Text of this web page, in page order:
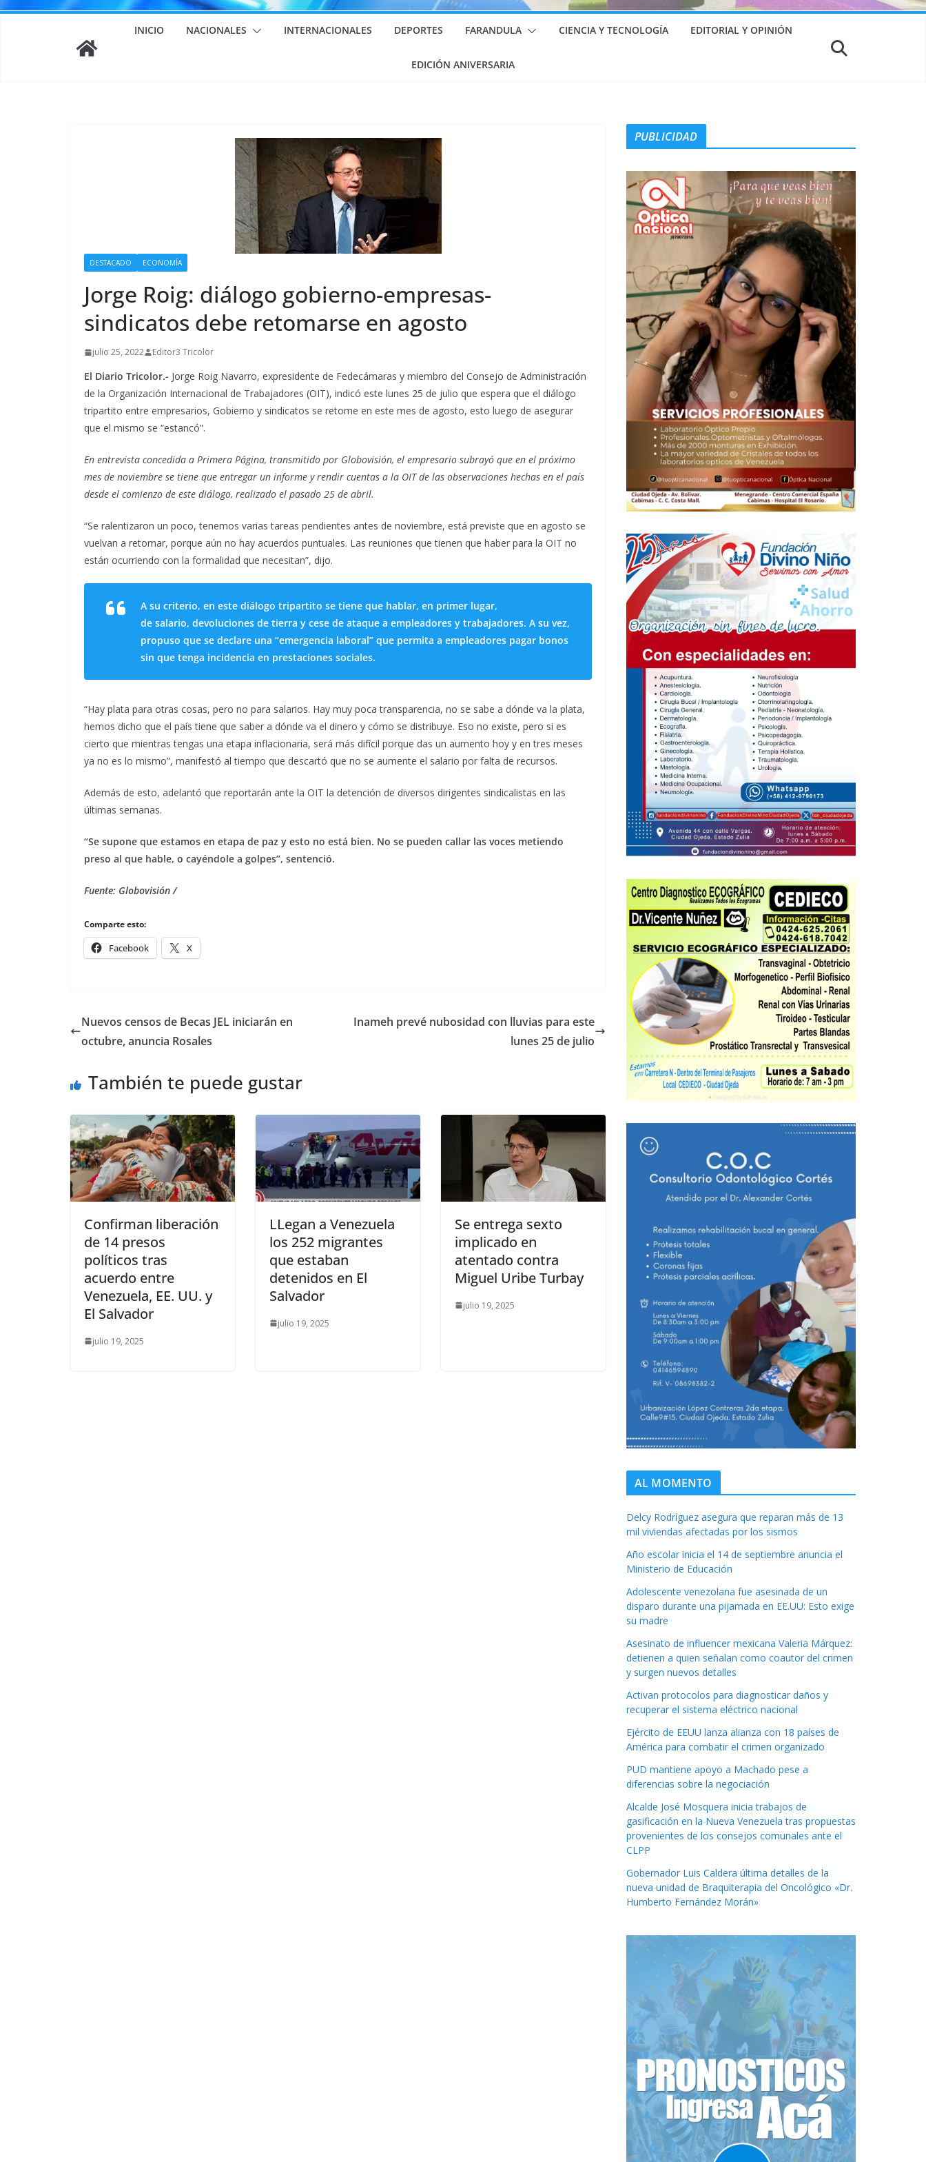
INICIO NACIONALES INTERNACIONALES DEPORTES FARANDULA CIENCIA Y TECNOLOGÍA EDITORIAL Y OPINIÓN
EDICIÓN ANIVERSARIA
DESTACADO ECONOMÍA
Jorge Roig: diálogo gobierno-empresas-
sindicatos debe retomarse en agosto
julio 25, 2022 Editor3 Tricolor
El Diario Tricolor.- Jorge Roig Navarro, expresidente de Fedecámaras y miembro del Consejo de Administración
de la Organización Internacional de Trabajadores (OIT), indicó este lunes 25 de julio que espera que el diálogo
tripartito entre empresarios, Gobierno y sindicatos se retome en este mes de agosto, esto luego de asegurar
que el mismo se “estancó”.
En entrevista concedida a Primera Página, transmitido por Globovisión, el empresario subrayó que en el próximo
mes de noviembre se tiene que entregar un informe y rendir cuentas a la OIT de las observaciones hechas en el país
desde el comienzo de este diálogo, realizado el pasado 25 de abril.
“Se ralentizaron un poco, tenemos varias tareas pendientes antes de noviembre, está previste que en agosto se
vuelvan a retomar, porque aún no hay acuerdos puntuales. Las reuniones que tienen que haber para la OIT no
están ocurriendo con la formalidad que necesitan”, dijo.
A su criterio, en este diálogo tripartito se tiene que hablar, en primer lugar,
de salario, devoluciones de tierra y cese de ataque a empleadores y trabajadores. A su vez,
propuso que se declare una “emergencia laboral” que permita a empleadores pagar bonos
sin que tenga incidencia en prestaciones sociales.
“Hay plata para otras cosas, pero no para salarios. Hay muy poca transparencia, no se sabe a dónde va la plata,
hemos dicho que el país tiene que saber a dónde va el dinero y cómo se distribuye. Eso no existe, pero si es
cierto que mientras tengas una etapa inflacionaria, será más difícil porque das un aumento hoy y en tres meses
ya no es lo mismo”, manifestó al tiempo que descartó que no se aumente el salario por falta de recursos.
Además de esto, adelantó que reportarán ante la OIT la detención de diversos dirigentes sindicalistas en las
últimas semanas.
“Se supone que estamos en etapa de paz y esto no está bien. No se pueden callar las voces metiendo
preso al que hable, o cayéndole a golpes”, sentenció.
Fuente: Globovisión /
Comparte esto:
Facebook X
Nuevos censos de Becas JEL iniciarán en
octubre, anuncia Rosales
Inameh prevé nubosidad con lluvias para este
lunes 25 de julio
También te puede gustar
Confirman liberación
de 14 presos
políticos tras
acuerdo entre
Venezuela, EE. UU. y
El Salvador
julio 19, 2025
LLegan a Venezuela
los 252 migrantes
que estaban
detenidos en El
Salvador
julio 19, 2025
Se entrega sexto
implicado en
atentado contra
Miguel Uribe Turbay
julio 19, 2025
PUBLICIDAD
AL MOMENTO
Delcy Rodríguez asegura que reparan más de 13
mil viviendas afectadas por los sismos
Año escolar inicia el 14 de septiembre anuncia el
Ministerio de Educación
Adolescente venezolana fue asesinada de un
disparo durante una pijamada en EE.UU: Esto exige
su madre
Asesinato de influencer mexicana Valeria Márquez:
detienen a quien señalan como coautor del crimen
y surgen nuevos detalles
Activan protocolos para diagnosticar daños y
recuperar el sistema eléctrico nacional
Ejército de EEUU lanza alianza con 18 países de
América para combatir el crimen organizado
PUD mantiene apoyo a Machado pese a
diferencias sobre la negociación
Alcalde José Mosquera inicia trabajos de
gasificación en la Nueva Venezuela tras propuestas
provenientes de los consejos comunales ante el
CLPP
Gobernador Luis Caldera última detalles de la
nueva unidad de Braquiterapia del Oncológico «Dr.
Humberto Fernández Morán»